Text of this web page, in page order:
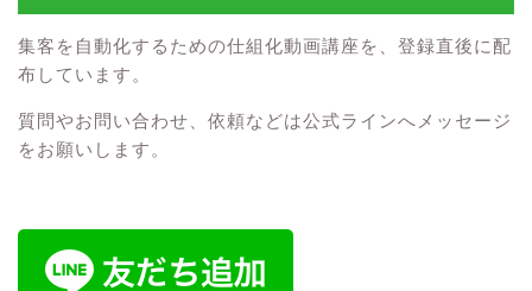
集客を自動化するための仕組化動画講座を、登録直後に配
布しています。
質問やお問い合わせ、依頼などは公式ラインへメッセージ
をお願いします。